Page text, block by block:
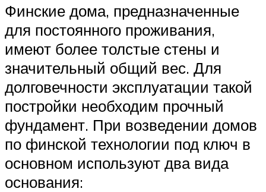
Финские дома, предназначенные
для постоянного проживания,
имеют более толстые стены и
значительный общий вес. Для
долговечности эксплуатации такой
постройки необходим прочный
фундамент. При возведении домов
по финской технологии под ключ в
основном используют два вида
основания: